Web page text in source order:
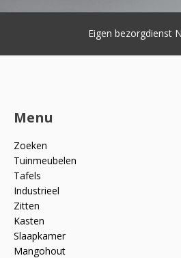
Eigen bezorgdienst
Menu
Zoeken
Tuinmeubelen
Tafels
Industrieel
Zitten
Kasten
Slaapkamer
Mangohout